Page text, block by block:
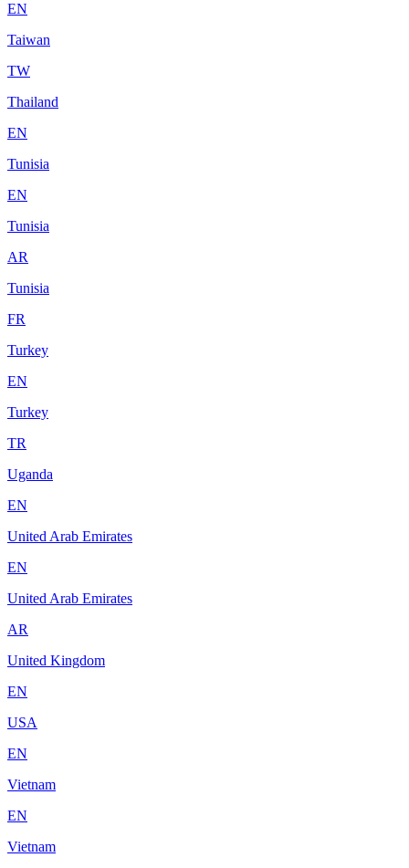
EN
Taiwan
TW
Thailand
EN
Tunisia
EN
Tunisia
AR
Tunisia
FR
Turkey
EN
Turkey
TR
Uganda
EN
United Arab Emirates
EN
United Arab Emirates
AR
United Kingdom
EN
USA
EN
Vietnam
EN
Vietnam